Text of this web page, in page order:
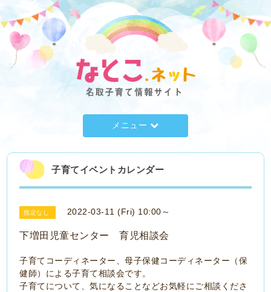
メニュー
子育てイベントカレンダー
指定なし 2022-03-11 (Fri) 10:00～
下増田児童センター 育児相談会
子育てコーディネーター、母子保健コーディネーター（保
健師）による子育て相談会です。
子育てについて、気になることなどお気軽にご相談くださ